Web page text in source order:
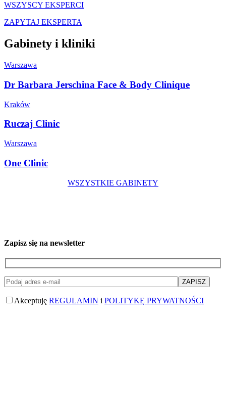
WSZYSCY EKSPERCI
ZAPYTAJ EKSPERTA
Gabinety i kliniki
Warszawa
Dr Barbara Jerschina Face & Body Clinique
Kraków
Ruczaj Clinic
Warszawa
One Clinic
WSZYSTKIE GABINETY
Zapisz się na newsletter
Akceptuję REGULAMIN i POLITYKĘ PRYWATNOŚCI